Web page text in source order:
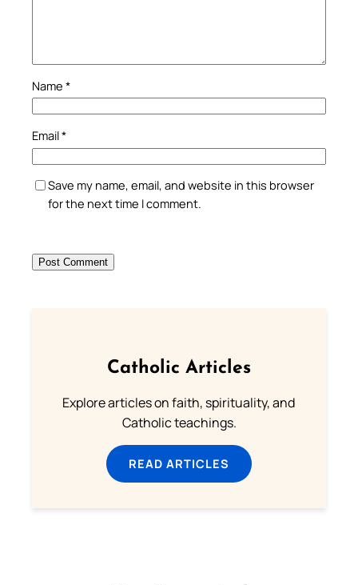
Name *
Email*
Save my name, email, and website in this browser
for the next time I comment.
Catholic Articles
Explore articles on faith, spirituality, and
Catholic teachings.
READ ARTICLES